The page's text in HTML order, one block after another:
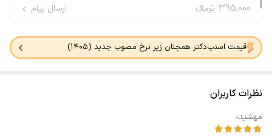
395,000 تومانء ارسال پیام
قیمت اسنپ‌دکتر همچنان زیر نرخ مصوب جدید (۱۴۰۵)
نظرات کاربران
مهشید